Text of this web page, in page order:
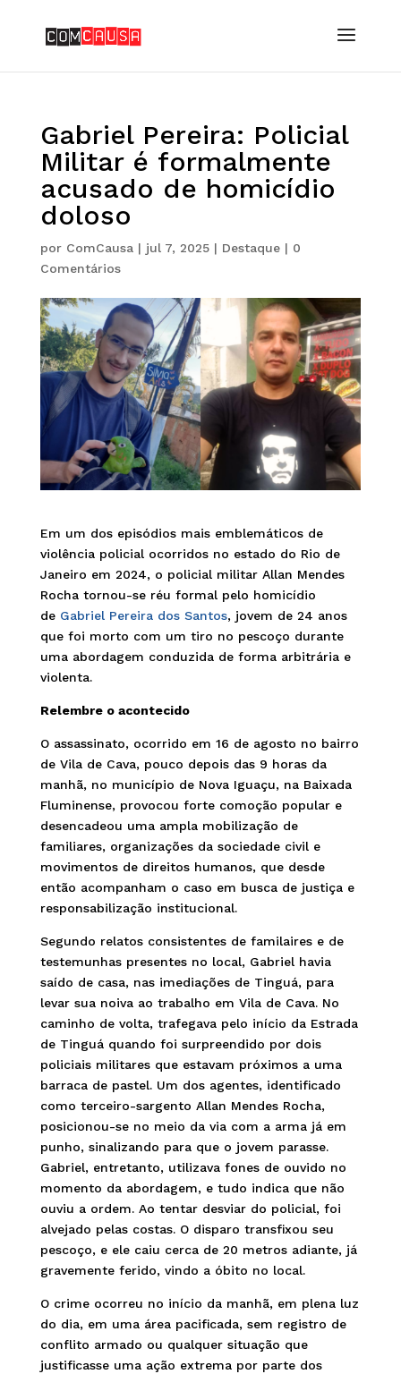
Gabriel Pereira: Policial
Militar é formalmente
acusado de homicídio
doloso
por ComCausa| jul 7, 2025| Destaque| 0
Comentários
Em um dos episódios mais emblemáticos de
violência policial ocorridos no estado do Rio de
Janeiro em 2024, o policial militar Allan Mendes
Rocha tornou-se réu formal pelo homicídio
de Gabriel Pereira dos Santos, jovem de 24 anos
que foi morto com um tiro no pescoço durante
uma abordagem conduzida de forma arbitrária e
violenta.
Relembre o acontecido
O assassinato, ocorrido em 16 de agosto no bairro
de Vila de Cava, pouco depois das 9 horas da
manhã, no município de Nova Iguaçu, na Baixada
Fluminense, provocou forte comoção popular e
desencadeou uma ampla mobilização de
familiares, organizações da sociedade civil e
movimentos de direitos humanos, que desde
então acompanham o caso em busca de justiça e
responsabilização institucional.
Segundo relatos consistentes de familaires e de
testemunhas presentes no local, Gabriel havia
saído de casa, nas imediações de Tinguá, para
levar sua noiva ao trabalho em Vila de Cava. No
caminho de volta, trafegava pelo início da Estrada
de Tinguá quando foi surpreendido por dois
policiais militares que estavam próximos a uma
barraca de pastel. Um dos agentes, identificado
como terceiro-sargento Allan Mendes Rocha,
posicionou-se no meio da via com a arma já em
punho, sinalizando para que o jovem parasse.
Gabriel, entretanto, utilizava fones de ouvido no
momento da abordagem, e tudo indica que não
ouviu a ordem. Ao tentar desviar do policial, foi
alvejado pelas costas. O disparo transfixou seu
pescoço, e ele caiu cerca de 20 metros adiante, já
gravemente ferido, vindo a óbito no local.
O crime ocorreu no início da manhã, em plena luz
do dia, em uma área pacificada, sem registro de
conflito armado ou qualquer situação que
justificasse uma ação extrema por parte dos